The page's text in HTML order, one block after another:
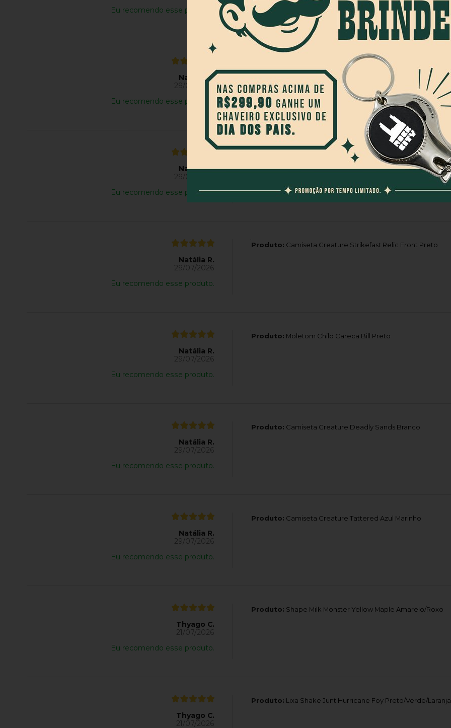
Eu recomendo esse produto.
Natália R.
29/07/2026
Eu recomendo esse produto.
Camiseta Creature Haunted Sea Ss Vermelho
Natália R.
29/07/2026
Eu recomendo esse produto.
Calça Blunt Renvy Black Jeans Preto
Natália R.
29/07/2026
Eu recomendo esse produto.
Produto: Camiseta Creature Strikefast Relic Front Preto
Natália R.
29/07/2026
Eu recomendo esse produto.
Produto: Moletom Child Careca Bill Preto
Natália R.
29/07/2026
Eu recomendo esse produto.
Produto: Camiseta Creature Deadly Sands Branco
Natália R.
29/07/2026
Eu recomendo esse produto.
Produto: Camiseta Creature Tattered Azul Marinho
Thyago C.
21/07/2026
Eu recomendo esse produto.
Produto: Shape Milk Monster Yellow Maple Amarelo/Roxo
Thyago C.
21/07/2026
Produto: Lixa Shake Junt Hurricane Foy Preto/Verde/Laranja